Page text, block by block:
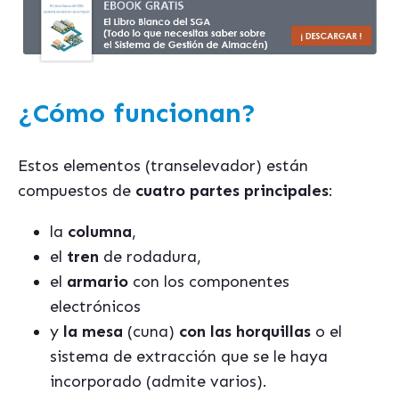
¿Cómo funcionan?
Estos elementos (transelevador) están
compuestos de cuatro partes principales:
la columna,
el tren de rodadura,
el armario con los componentes
electrónicos
y la mesa (cuna) con las horquillas o el
sistema de extracción que se le haya
incorporado (admite varios).